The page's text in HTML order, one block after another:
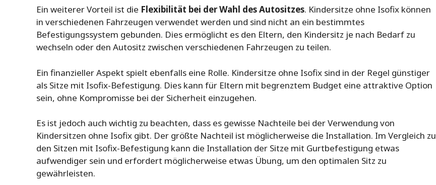
Ein weiterer Vorteil ist die Flexibilität bei der Wahl des Autositzes. Kindersitze ohne Isofix können
in verschiedenen Fahrzeugen verwendet werden und sind nicht an ein bestimmtes
Befestigungssystem gebunden. Dies ermöglicht es den Eltern, den Kindersitz je nach Bedarf zu
wechseln oder den Autositz zwischen verschiedenen Fahrzeugen zu teilen.
Ein finanzieller Aspekt spielt ebenfalls eine Rolle. Kindersitze ohne Isofix sind in der Regel günstiger
als Sitze mit Isofix-Befestigung. Dies kann für Eltern mit begrenztem Budget eine attraktive Option
sein, ohne Kompromisse bei der Sicherheit einzugehen.
Es ist jedoch auch wichtig zu beachten, dass es gewisse Nachteile bei der Verwendung von
Kindersitzen ohne Isofix gibt. Der größte Nachteil ist möglicherweise die Installation. Im Vergleich zu
den Sitzen mit Isofix-Befestigung kann die Installation der Sitze mit Gurtbefestigung etwas
aufwendiger sein und erfordert möglicherweise etwas Übung, um den optimalen Sitz zu
gewährleisten.